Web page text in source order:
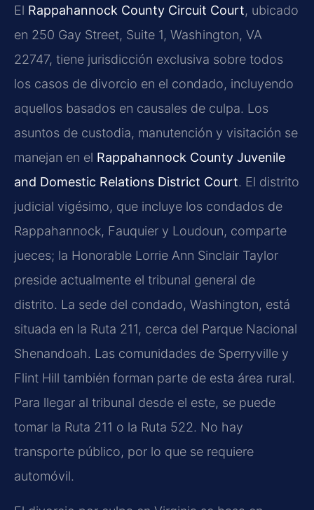
El Rappahannock County Circuit Court, ubicado
en 250 Gay Street, Suite 1, Washington, VA
22747, tiene jurisdicción exclusiva sobre todos
los casos de divorcio en el condado, incluyendo
aquellos basados en causales de culpa. Los
asuntos de custodia, manutención y visitación se
manejan en el Rappahannock County Juvenile
and Domestic Relations District Court. El distrito
judicial vigésimo, que incluye los condados de
Rappahannock, Fauquier y Loudoun, comparte
jueces; la Honorable Lorrie Ann Sinclair Taylor
preside actualmente el tribunal general de
distrito. La sede del condado, Washington, está
situada en la Ruta 211, cerca del Parque Nacional
Shenandoah. Las comunidades de Sperryville y
Flint Hill también forman parte de esta área rural.
Para llegar al tribunal desde el este, se puede
tomar la Ruta 211 o la Ruta 522. No hay
transporte público, por lo que se requiere
automóvil.